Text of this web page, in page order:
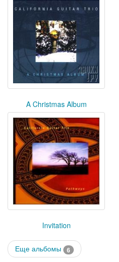
A Christmas Album
Invitation
Еще альбомы 6